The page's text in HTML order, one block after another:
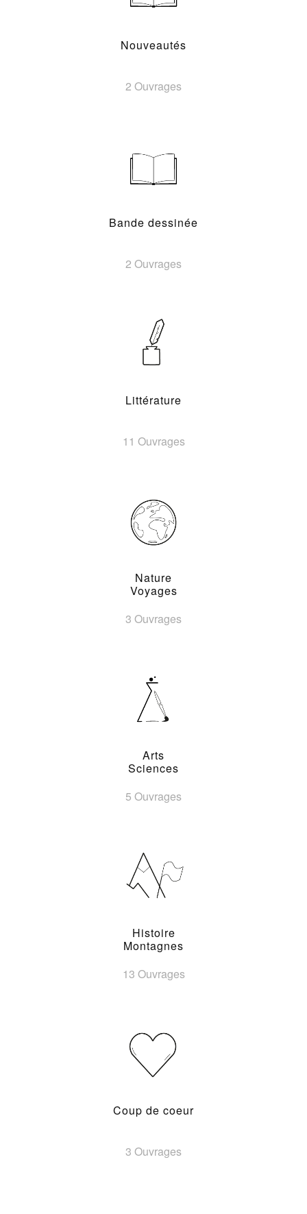
Nouveautés
2 Ouvrages
Bande dessinée
2 Ouvrages
Littérature
11 Ouvrages
Nature
Voyages
3 Ouvrages
Arts
Sciences
5 Ouvrages
Histoire
Montagnes
13 Ouvrages
Coup de coeur
3 Ouvrages